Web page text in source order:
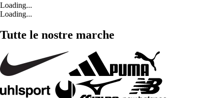
Loading...
Loading...
Tutte le nostre marche